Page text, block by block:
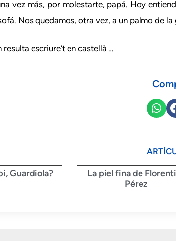
vez más, por molestarte, papá. Hoy
Nos quedamos, otra vez, a un palmo de la
escriure’t en castellà …
Guardiola?
La piel fina de
Pérez